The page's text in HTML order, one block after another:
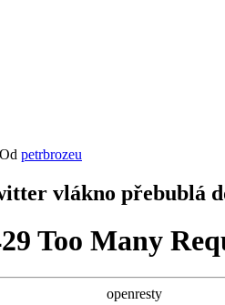
Od petrbrozeu
vlákno přebublá